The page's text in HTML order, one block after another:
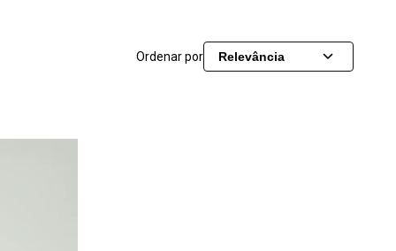
Ordenar por Relevância